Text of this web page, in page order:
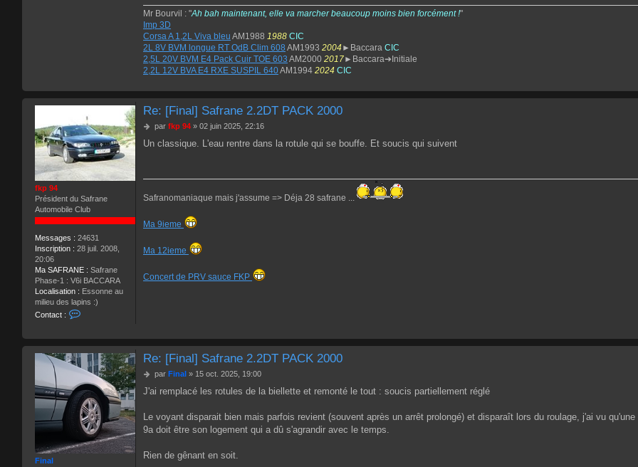
c
Mr Bourvil : "Ah bah maintenant, elle va marcher beaucoup moins bien forcément !"
Imp 3D
Corsa A 1,2L Viva bleu AM1988 1988 CIC
2L 8V BVM longue RT OdB Clim 608 AM1993 2004 ►Baccara CIC
2,5L 20V BVM E4 Pack Cuir TOE 603 AM2000 2017►Baccara➔Initiale
2,2L 12V BVA E4 RXE SUSPIL 640AM1994 2024 CIC
fkp 94
Président du Safrane
Automobile Club
Messages : 24631
Inscription : 28 juil. 2008,
20:06
Ma SAFRANE : Safrane
Phase-1 : V6i BACCARA
Localisation : Essonne au
milieu des lapins :)
Contact :
a
e
r
f
k
p
9
4
Re: [Final] Safrane 2.2DT PACK 2000
M
s
g
par fkp 94» 02 juin 2025, 22:16
Un classique. L'eau rentre dans la rotule qui se bouffe. Et soucis qui suivent
Safranomaniaque mais j'assume => Déja 28 safrane ...
Ma 9ieme
Ma 12ieme
Concert de PRV sauce FKP
Final
Re: [Final] Safrane 2.2DT PACK 2000
M
s
a
g
par Final» 15 oct. 2025, 19:00
J'ai remplacé les rotules de la biellette et remonté le tout : soucis partiellement réglé
Le voyant disparait bien mais parfois revient (souvent après un arrêt prolongé) et disparaît lors du roulage, j'ai vu
9a doit être son logement qui a dû s'agrandir avec le temps.
Rien de gênant en soit.